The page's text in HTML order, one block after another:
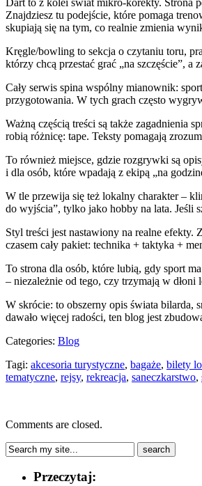
Znajdziesz tu podejście, które pomaga
skupiają się na tym, co realnie zmienia
Kręgle/bowling to sekcja o czytaniu toru,
którzy chcą przestać grać „na szczęście”, a
Cały serwis spina wspólny mianownik:
przygotowania. W tych grach często
Ważną częścią treści są także zagadnienia
robią różnicę: tape. Teksty pomagają
To również miejsce, gdzie rozgrywki są
i dla osób, które wpadają z ekipą „na
W tle przewija się też lokalny charakter –
do wyjścia”, tylko jako hobby na lata. Jeśli
Styl treści jest nastawiony na realne efekty.
czasem cały pakiet: technika + taktyka +
To strona dla osób, które lubią, gdy sport
– niezależnie od tego, czy trzymają w dłoni
W skrócie: to obszerny opis świata bilarda,
dawało więcej radości, ten blog jest
Categories: Blog
Tagi: akcesoria turystyczne, bagaże, bilety
tematyczne, rejsy, rekreacja, saneczkarstwo,
Comments are closed.
Przeczytaj: